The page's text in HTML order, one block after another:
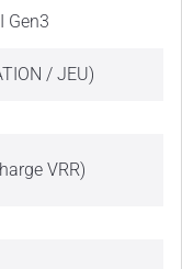
Gen3
/ JEU)
VRR)